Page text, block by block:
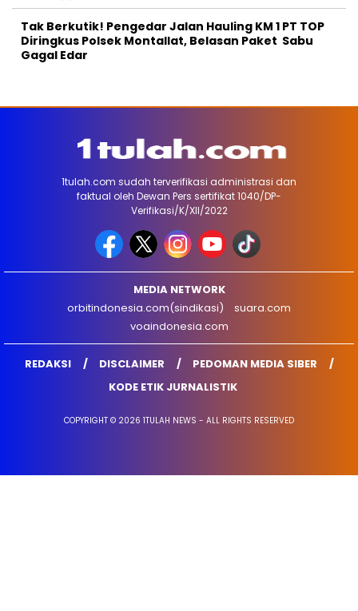
Tak Berkutik! Pengedar Jalan Hauling KM 1 PT TOP
Diringkus Polsek Montallat, Belasan Paket Sabu
Gagal Edar
1tulah.com sudah terverifikasi administrasi dan
faktual oleh Dewan Pers sertifikat 1040/DP-
Verifikasi/K/XII/2022
MEDIA NETWORK
orbitindonesia.com(sindikasi)
suara.com
voaindonesia.com
REDAKSI DISCLAIMER
PEDOMAN MEDIA SIBER
KODE ETIK JURNALISTIK
COPYRIGHT © 2026 1TULAH NEWS - ALL RIGHTS RESERVED